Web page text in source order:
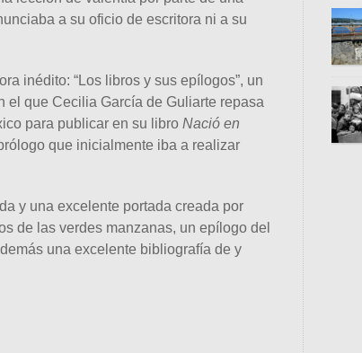
a su oficio de escritora ni a su
inédito: “Los libros y sus epílogos”, un
el que Cecilia García de Guliarte repasa
para publicar en su libro Nació en
que inicialmente iba a realizar
y una excelente portada creada por
de las verdes manzanas, un epílogo del
una excelente bibliografía de y
la
se